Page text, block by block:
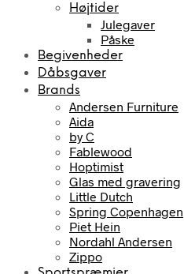
Højtider
Julegaver
Påske
Begivenheder
Dåbsgaver
Brands
Andersen Furniture
Aida
by C
Fablewood
Hoptimist
Glas med gravering
Little Dutch
Spring Copenhagen
Piet Hein
Nordahl Andersen
Zippo